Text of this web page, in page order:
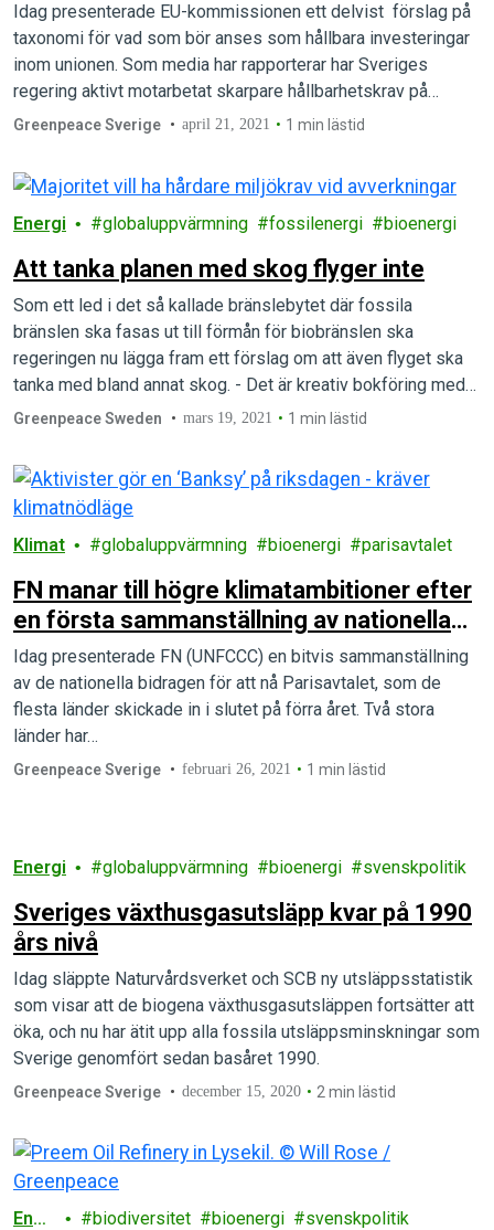
Idag presenterade EU-kommissionen ett delvist förslag på
taxonomi för vad som bör anses som hållbara investeringar
inom unionen. Som media har rapporterar har Sveriges
regering aktivt motarbetat skarpare hållbarhetskrav på…
Greenpeace Sverige april 21, 2021 1 min lästid
Energi globaluppvärmning fossilenergi bioenergi
Att tanka planen med skog flyger inte
Som ett led i det så kallade bränslebytet där fossila
bränslen ska fasas ut till förmån för biobränslen ska
regeringen nu lägga fram ett förslag om att även flyget ska
tanka med bland annat skog. - Det är kreativ bokföring med
syfte att hålla den ohållbara bränsleindustrin och flyget under
Greenpeace Sweden mars 19, 2021 1 min lästid
Klimat globaluppvärmning bioenergi parisavtalet
FN manar till högre klimatambitioner efter
en första sammanställning av nationella
åtagande under Parisavtalet publiceras.
Idag presenterade FN (UNFCCC) en bitvis sammanställning
av de nationella bidragen för att nå Parisavtalet, som de
flesta länder skickade in i slutet på förra året. Två stora
länder har…
Greenpeace Sverige februari 26, 2021 1 min lästid
Energi globaluppvärmning bioenergi svenskpolitik
Sveriges växthusgasutsläpp kvar på 1990
års nivå
Idag släppte Naturvårdsverket och SCB ny utsläppsstatistik
som visar att de biogena växthusgasutsläppen fortsätter att
öka, och nu har ätit upp alla fossila utsläppsminskningar som
Sverige genomfört sedan basåret 1990.
Greenpeace Sverige december 15, 2020 2 min lästid
Ener biodiversitet bioenergi svenskpolitik